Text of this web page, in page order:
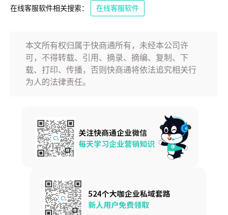
在线客服软件相关搜索： 在线客服软件
本文所有权归属于快商通所有，未经本公司许
可，不得转载、引用、摘录、摘编、复制、下
载、打印、传播，否则快商通将依法追究相关行
为人的法律责任。